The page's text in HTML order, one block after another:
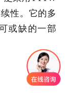
性。它的多
或缺的一部